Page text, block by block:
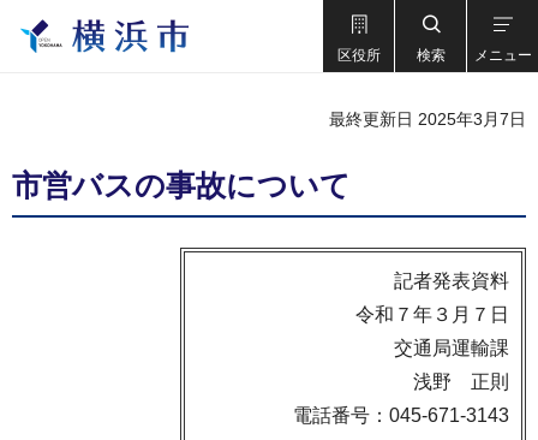
区役所 検索 メニュー
最終更新日 2025年3月7日
市営バスの事故について
記者発表資料
令和７年３月７日
交通局運輸課
浅野 正則
電話番号：045-671-3143